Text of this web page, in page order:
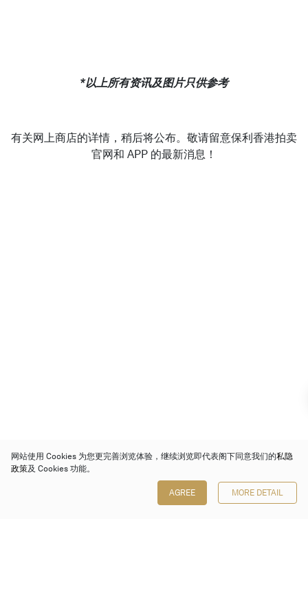
*以上所有资讯及图片只供参考
有关网上商店的详情，稍后将公布。敬请留意保利香港拍卖
官网和 APP 的最新消息！
网站使用 Cookies 为您更完善浏览体验，继续浏览即代表阁下同意我们的私隐
政策及 Cookies 功能。
AGREE MORE DETAIL